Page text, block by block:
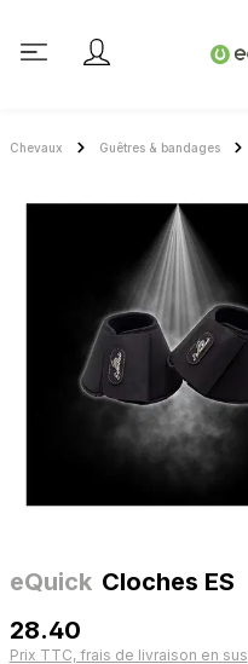
Chevaux Guêtres & bandages
eQuick Cloches ES
28.40
Prix TTC, frais de livraison en sus